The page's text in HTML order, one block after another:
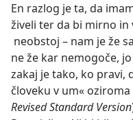
En razlog je ta, da
živeli ter da bi mirno in
neobstoj – nam je že
ne že kar nemogoče,
zakaj je tako, ko pravi,
človeku v um« oziroma
Revised Standard Version